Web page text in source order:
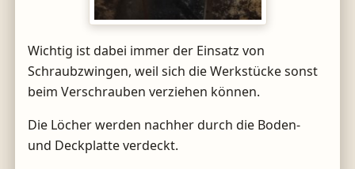
Wichtig ist dabei immer der Einsatz von
Schraubzwingen, weil sich die Werkstücke sonst
beim Verschrauben verziehen können.
Die Löcher werden nachher durch die Boden-
und Deckplatte verdeckt.